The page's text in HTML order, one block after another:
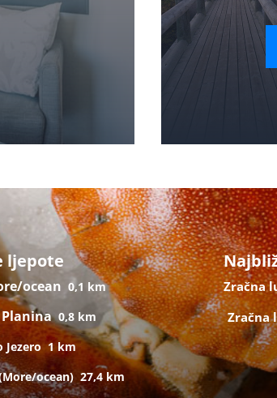
ljepote
ocean 0,1 km
Planina0,8 km
Jezero1 km
More/ocean) 27,4 km
Zračna
Zračna